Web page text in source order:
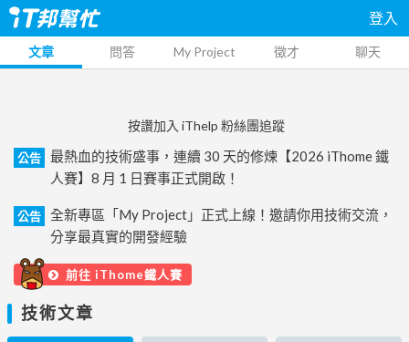
登入
文章 問答 My Project 徵才 聊天
按讚加入 iThelp 粉絲團追蹤
公告
最熱血的技術盛事，連續 30 天的修煉【2026 iThome 鐵
人賽】8 月 1 日賽事正式開啟！
公告
全新專區「My Project」正式上線！邀請你用技術交流，
分享最真實的開發經驗
前往 iThome鐵人賽
技術文章